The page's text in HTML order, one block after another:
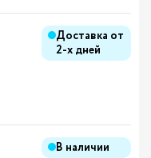
Доставка от
2-х дней
В наличии